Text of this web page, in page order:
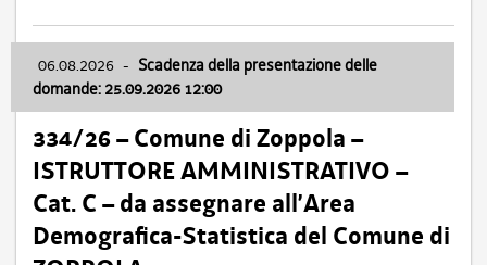
06.08.2026 - Scadenza della presentazione delle
domande: 25.09.2026 12:00
334/26 – Comune di Zoppola –
ISTRUTTORE AMMINISTRATIVO –
Cat. C – da assegnare all’Area
Demografica-Statistica del Comune di